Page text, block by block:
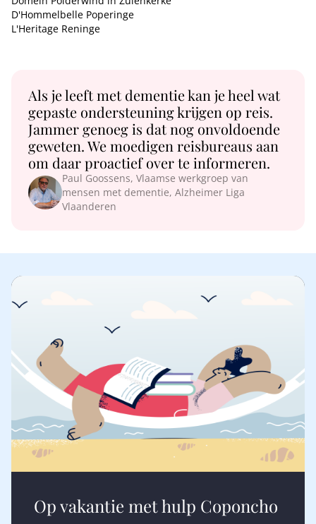
D'Hommelbelle Poperinge
L'Heritage Reninge
Als je leeft met dementie kan je heel wat
gepaste ondersteuning krijgen op reis.
Jammer genoeg is dat nog onvoldoende
geweten. We moedigen reisbureaus aan
om daar proactief over te informeren.
Paul Goossens, Vlaamse werkgroep van
mensen met dementie, Alzheimer Liga
Vlaanderen
Op vakantie met hulp Coponcho